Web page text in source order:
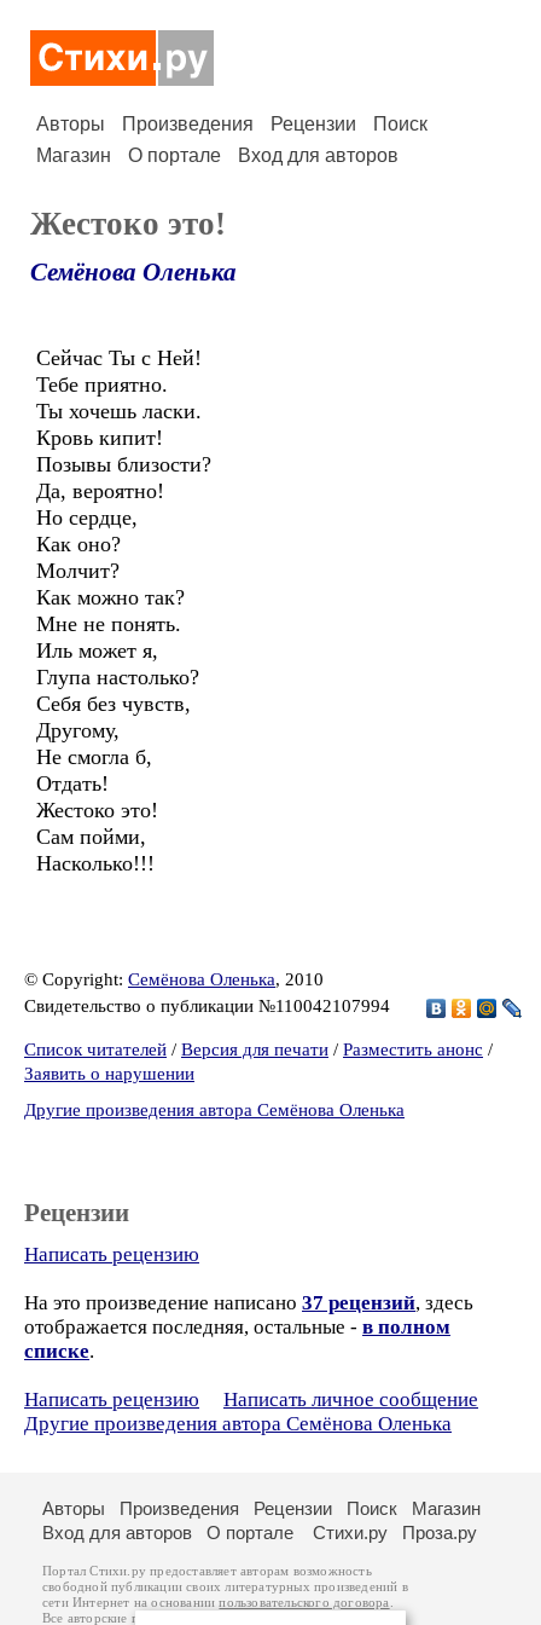
Авторы Произведения Рецензии
Поиск
Магазин
О портале Вход для авторов
Жестоко это!
Семёнова Оленька
Сейчас Ты с Ней!
Тебе приятно.
Ты хочешь ласки.
Кровь кипит!
Позывы близости?
Да, вероятно!
Но сердце,
Как оно?
Молчит?
Как можно так?
Мне не понять.
Иль может я,
Глупа настолько?
Себя без чувств,
Другому,
Не смогла б,
Отдать!
Жестоко это!
Сам пойми,
Насколько!!!
© Copyright: Семёнова Оленька, 2010
Свидетельство о публикации №110042107994
Список читателей / Версия для печати / Разместить анонс /
Заявить о нарушении
Другие произведения автора Семёнова Оленька
Рецензии
Написать рецензию
На это произведение написано 37 рецензий, здесь
отображается последняя, остальные - в полном
списке.
Написать рецензию
Написать личное сообщение
Другие произведения автора Семёнова Оленька
Авторы Произведения Рецензии Поиск
Магазин
Вход для авторов
О портале Стихи.ру Проза.ру
Портал Стихи.ру предоставляет авторам возможность
свободной публикации своих литературных произведений в
сети Интернет на основаниипользовательского договора
Все авторские права на произведения принадлежат авторам